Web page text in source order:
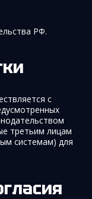
РФ.
с
третьим лицам
системам) для